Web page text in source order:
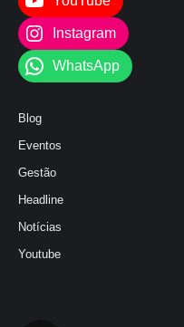
Instagram
WhatsApp
Blog
Eventos
Gestão
Headline
Notícias
Youtube